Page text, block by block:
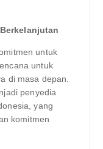
untuk
untuk
di masa depan.
penyedia
yang
komitmen